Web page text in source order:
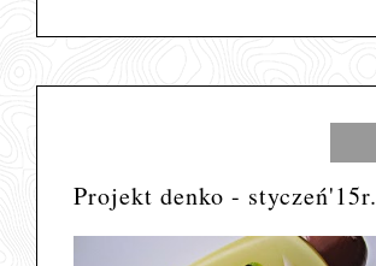
Projekt denko - styczeń'15r.